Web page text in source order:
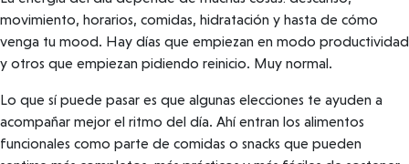
movimiento, horarios, comidas, hidratación y hasta de cómo
venga tu mood. Hay días que empiezan en modo productividad
y otros que empiezan pidiendo reinicio. Muy normal.
Lo que sí puede pasar es que algunas elecciones te ayuden a
acompañar mejor el ritmo del día. Ahí entran los alimentos
funcionales como parte de comidas o snacks que pueden